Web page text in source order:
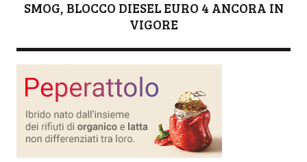
SMOG, BLOCCO DIESEL EURO 4 ANCORA IN
VIGORE